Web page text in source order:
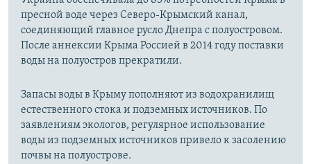
пресной воде через Северо-Крымский канал,
соединяющий главное русло Днепра с полуостровом.
После аннексии Крыма Россией в 2014 году поставки
воды на полуостров прекратили.
Запасы воды в Крыму пополняют из водохранилищ
естественного стока и подземных источников. По
заявлениям экологов, регулярное использование
воды из подземных источников привело к засолению
почвы на полуострове.